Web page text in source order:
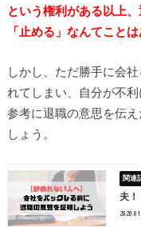
という権利がある以上
「止める」なんてこと
しかし、ただ勝手に会
れてしまい、自分が不
参考に退職の意思を伝
しょう。
夫！